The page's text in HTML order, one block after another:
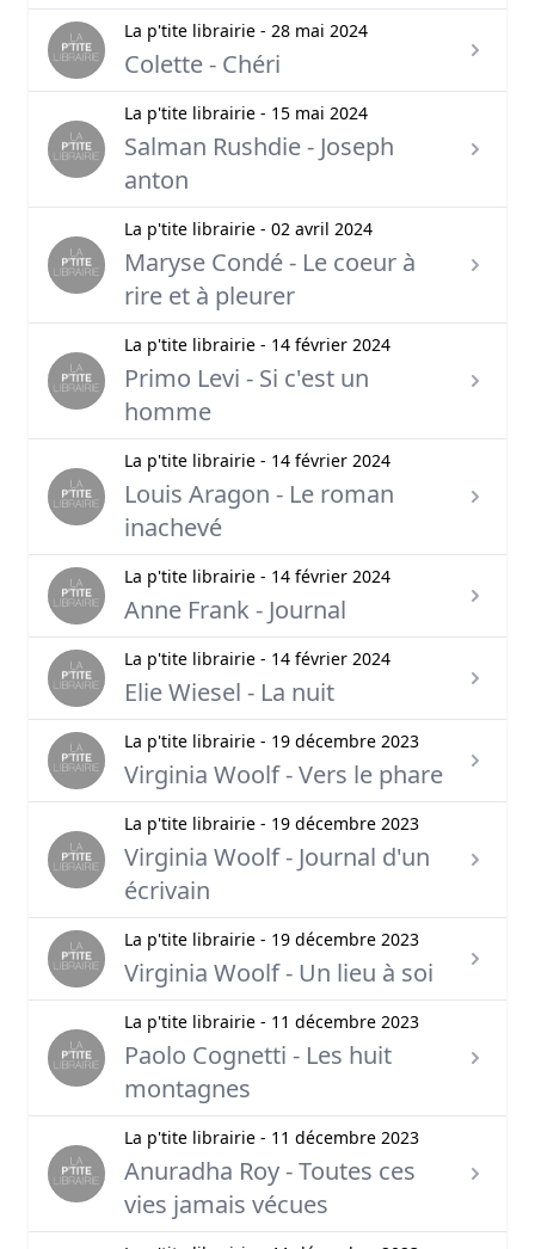
La p'tite librairie - 28 mai 2024
Colette - Chéri
La p'tite librairie - 15 mai 2024
Salman Rushdie - Joseph
anton
La p'tite librairie - 02 avril 2024
Maryse Condé - Le coeur à
rire et à pleurer
La p'tite librairie - 14 février 2024
Primo Levi - Si c'est un
homme
La p'tite librairie - 14 février 2024
Louis Aragon - Le roman
inachevé
La p'tite librairie - 14 février 2024
Anne Frank - Journal
La p'tite librairie - 14 février 2024
Elie Wiesel - La nuit
La p'tite librairie - 19 décembre 2023
Virginia Woolf - Vers le phare
La p'tite librairie - 19 décembre 2023
Virginia Woolf - Journal d'un
écrivain
La p'tite librairie - 19 décembre 2023
Virginia Woolf - Un lieu à soi
La p'tite librairie - 11 décembre 2023
Paolo Cognetti - Les huit
montagnes
La p'tite librairie - 11 décembre 2023
Anuradha Roy - Toutes ces
vies jamais vécues